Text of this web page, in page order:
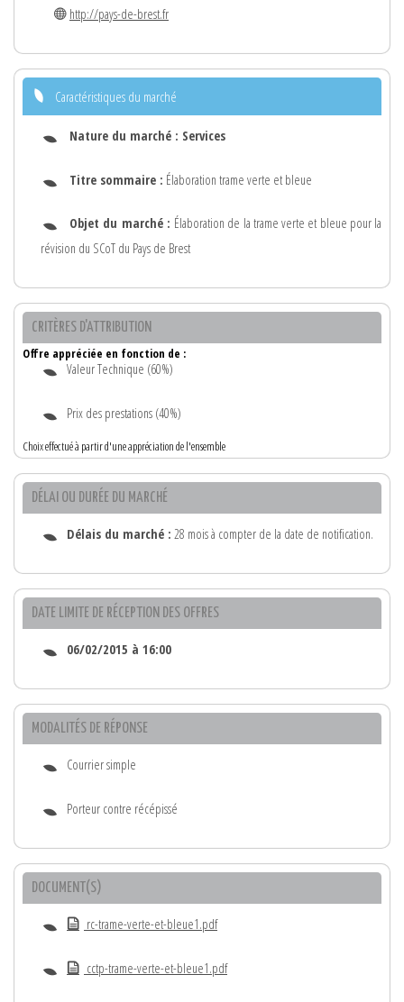
http://pays-de-brest.fr
Caractéristiques du marché
Nature du marché : Services
Titre sommaire : Élaboration trame verte et bleue
Objet du marché : Élaboration de la trame verte et bleue pour la
révision du SCoT du Pays de Brest
CRITÈRES D'ATTRIBUTION
Offre appréciée en fonction de :
Valeur Technique (60%)
Prix des prestations (40%)
Choix effectué à partir d'une appréciation de l'ensemble
DÉLAI OU DURÉE DU MARCHÉ
Délais du marché : 28 mois à compter de la date de notification.
DATE LIMITE DE RÉCEPTION DES OFFRES
06/02/2015 à 16:00
MODALITÉS DE RÉPONSE
Courrier simple
Porteur contre récépissé
DOCUMENT(S)
rc-trame-verte-et-bleue1.pdf
cctp-trame-verte-et-bleue1.pdf